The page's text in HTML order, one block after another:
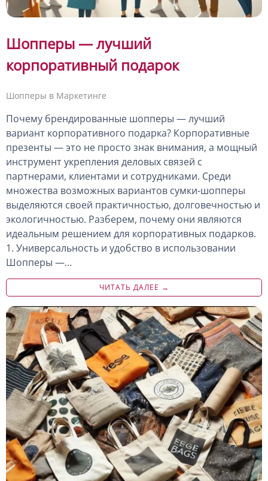
Шопперы — лучший
корпоративный подарок
Шопперы в Маркетинге
Почему брендированные шопперы — лучший
вариант корпоративного подарка? Корпоративные
презенты — это не просто знак внимания, а мощный
инструмент укрепления деловых связей с
партнерами, клиентами и сотрудниками. Среди
множества возможных вариантов сумки-шопперы
выделяются своей практичностью, долговечностью и
экологичностью. Разберем, почему они являются
идеальным решением для корпоративных подарков.
1. Универсальность и удобство в использовании
Шопперы —…
ЧИТАТЬ ДАЛЕЕ →